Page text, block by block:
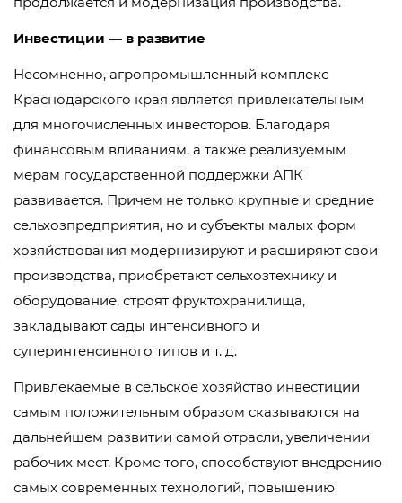
Инвестиции — в развитие
Несомненно, агропромышленный комплекс
Краснодарского края является привлекательным
для многочисленных инвесторов. Благодаря
финансовым вливаниям, а также реализуемым
мерам государственной поддержки АПК
развивается. Причем не только крупные и средние
сельхозпредприятия, но и субъекты малых форм
хозяйствования модернизируют и расширяют свои
производства, приобретают сельхозтехнику и
оборудование, строят фруктохранилища,
закладывают сады интенсивного и
суперинтенсивного типов и т. д.
Привлекаемые в сельское хозяйство инвестиции
самым положительным образом сказываются на
дальнейшем развитии самой отрасли, увеличении
рабочих мест. Кроме того, способствуют внедрению
самых современных технологий, повышению